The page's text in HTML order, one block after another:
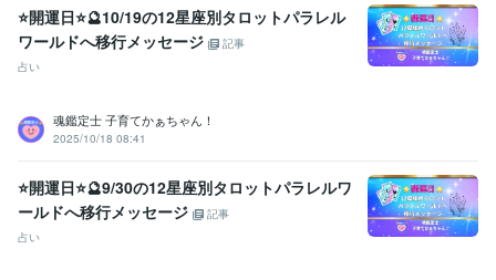
得意分野
悩み相談・カウンセリング 【複数占術による解決策】 【親子鑑定】
【魂の気質から読み解く不登校の悩み相談】
【ママへの♡パラレル
シフトメッセージ】
子育ての悩み
占い 【魂の気質から読み解く宝物(才能)鑑定】
ためのお手伝い♡♪】
悩み相談 子育ての悩み
⭐開運日⭐🔮10/19の12星座別タロットパラレル
ワールドへ移行メッセージ
記事
占い
魂鑑定士 子育てかぁちゃん！
2025/10/18 08:41
⭐開運日⭐🔮9/30の12星座別タロットパラレルワ
ールドへ移行メッセージ
記事
占い